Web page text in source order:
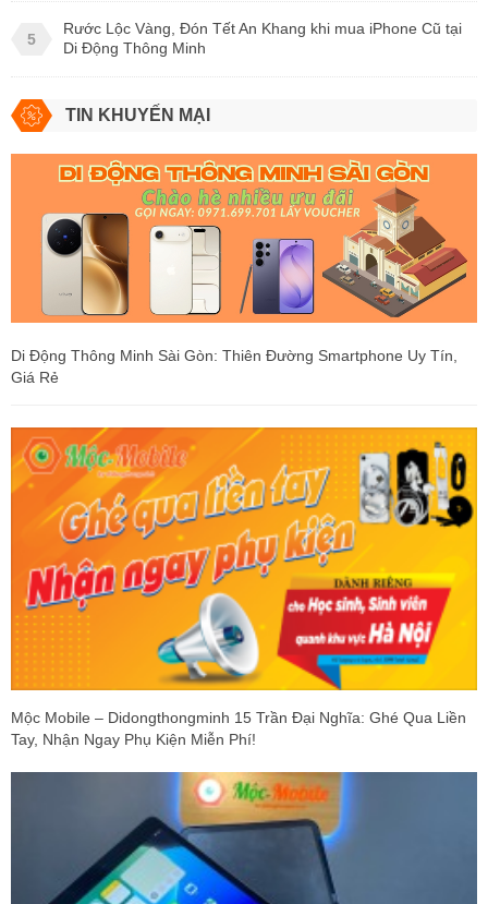
5
Rước Lộc Vàng, Đón Tết An Khang khi mua iPhone Cũ tại
Di Động Thông Minh
TIN KHUYẾN MẠI
Di Động Thông Minh Sài Gòn: Thiên Đường Smartphone Uy Tín,
Giá Rẻ
Mộc Mobile – Didongthongminh 15 Trần Đại Nghĩa: Ghé Qua Liền
Tay, Nhận Ngay Phụ Kiện Miễn Phí!